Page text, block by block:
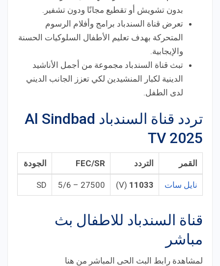
بدون تشويش أو تقطيع مجانًا ودون تشفير.
تعرض قناة السندباد برامج وأفلام الرسوم
المتحركة بهدف تعليم الأطفال السلوكيات الحسنة
والإيجابية.
تبث قناة السندباد مجموعة من أجمل الأناشيد
الدينية لكبار المنشيدين لكي تعزز الجانب الديني
لدى الطفل.
تردد قناة السندباد Al Sindbad
TV 2025
القمر التردد FEC/SR الجودة
نايل سات 11033
(V)
27500 – 5/6
SD
قناة السندباد للاطفال بث
مباشر
لمشاهدة رابط البث الحى المباشر من هنا